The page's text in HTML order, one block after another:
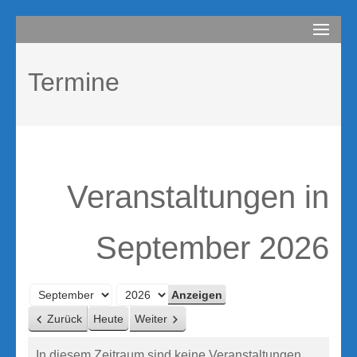
Inhalt
(Enter
drücken)
compurem
Termine
Veranstaltungen in
September 2026
Monat
Jahr
Zurück Heute Weiter